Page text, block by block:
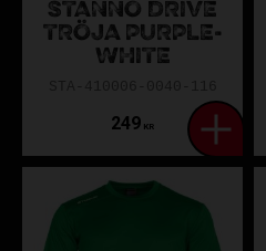
STANNO DRIVE
TRÖJA PURPLE-
WHITE
249 KR